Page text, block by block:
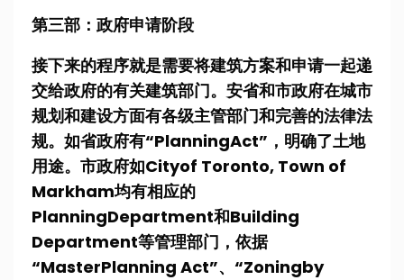
第三部：政府申请阶段
接下来的程序就是需要将建筑方案和申请一起递
交给政府的有关建筑部门。安省和市政府在城市
规划和建设方面有各级主管部门和完善的法律法
规。如省政府有“PlanningAct”，明确了土地
用途。市政府如Cityof Toronto, Town of
Markham均有相应的
PlanningDepartment和Building
Department等管理部门，依据
“MasterPlanning Act”、“Zoningby